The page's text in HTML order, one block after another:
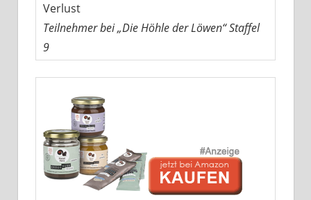
Verlust
Teilnehmer bei „Die Höhle der Löwen“ Staffel
9